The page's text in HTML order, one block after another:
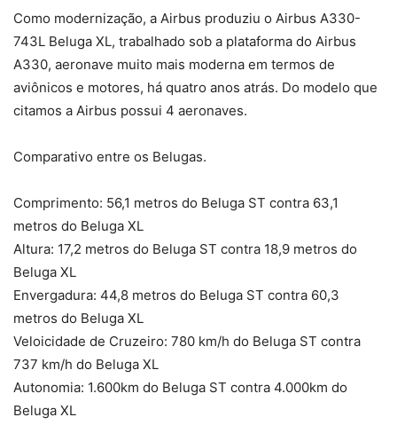
Como modernização, a Airbus produziu o Airbus A330-
743L Beluga XL, trabalhado sob a plataforma do Airbus
A330, aeronave muito mais moderna em termos de
aviônicos e motores, há quatro anos atrás. Do modelo que
citamos a Airbus possui 4 aeronaves.
Comparativo entre os Belugas.
Comprimento: 56,1 metros do Beluga ST contra 63,1
metros do Beluga XL
Altura: 17,2 metros do Beluga ST contra 18,9 metros do
Beluga XL
Envergadura: 44,8 metros do Beluga ST contra 60,3
metros do Beluga XL
Veloicidade de Cruzeiro: 780 km/h do Beluga ST contra
737 km/h do Beluga XL
Autonomia: 1.600km do Beluga ST contra 4.000km do
Beluga XL